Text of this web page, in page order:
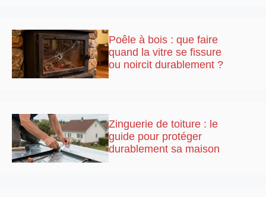
Poêle à bois : que faire
quand la vitre se fissure
ou noircit durablement ?
Zinguerie de toiture : le
guide pour protéger
durablement sa maison